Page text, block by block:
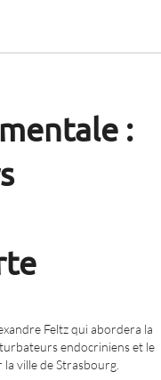
:
Feltz qui abordera la
endocriniens et le
ville de Strasbourg.